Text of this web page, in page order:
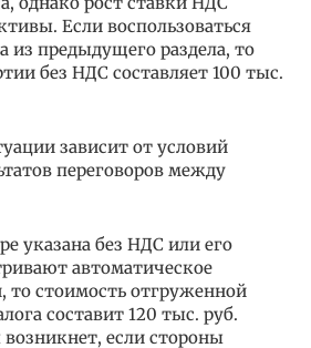
Если воспользоваться
из предыдущего раздела, то
без НДС составляет 100 тыс.
зависит от условий
переговоров между
указана без НДС или его
автоматическое
то стоимость отгруженной
составит 120 тыс. руб.
если стороны